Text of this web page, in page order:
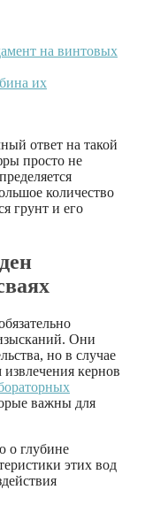
на винтовых
их
ответ на такой
просто не
количество
грунт и его
Они
но в случае
кернов
важны для
о глубине
этих вод